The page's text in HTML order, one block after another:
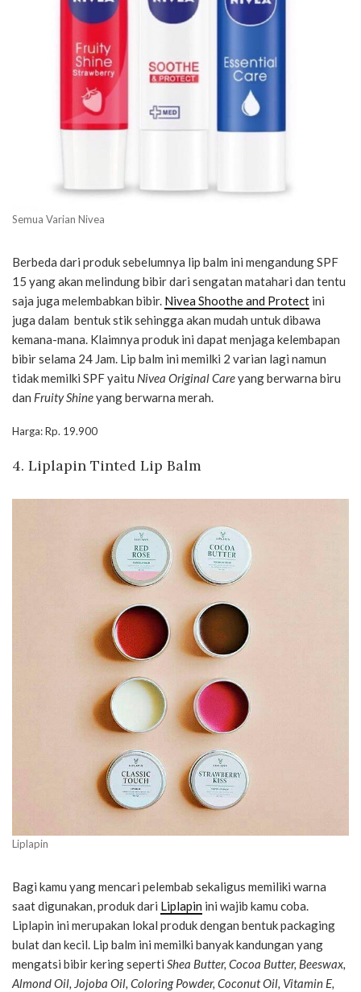
Semua Varian Nivea
Berbeda dari produk sebelumnya lip balm ini mengandung SPF
15 yang akan melindung bibir dari sengatan matahari dan tentu
saja juga melembabkan bibir. Nivea Shoothe and Protect ini
juga dalam bentuk stik sehingga akan mudah untuk dibawa
kemana-mana. Klaimnya produk ini dapat menjaga kelembapan
bibir selama 24 Jam. Lip balm ini memilki 2 varian lagi namun
tidak memilki SPF yaitu Nivea Original Careyang berwarna biru
dan Fruity Shineyang berwarna merah.
Harga: Rp. 19.900
4. Liplapin Tinted Lip Balm
Liplapin
Bagi kamu yang mencari pelembab sekaligus memiliki warna
saat digunakan, produk dari Liplapin ini wajib kamu coba.
Liplapin ini merupakan lokal produk dengan bentuk packaging
bulat dan kecil. Lip balm ini memilki banyak kandungan yang
mengatsi bibir kering seperti Shea Butter, Cocoa Butter, Beeswax,
Almond Oil, Jojoba Oil, Coloring Powder, Coconut Oil, Vitamin E,